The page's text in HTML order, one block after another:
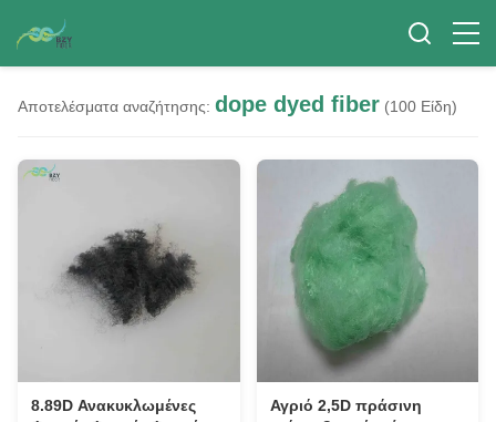
Αποτελέσματα αναζήτησης: dope dyed fiber (100 Είδη)
8.89D Ανακυκλωμένες
Αγριό 2,5D πράσινη